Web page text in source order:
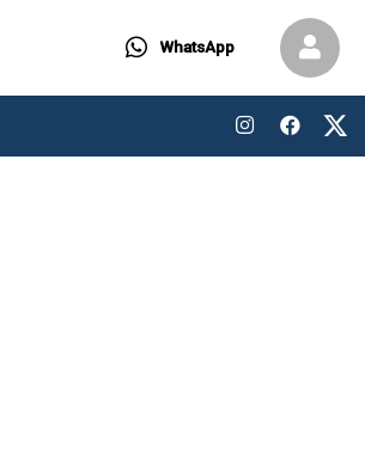
WhatsApp